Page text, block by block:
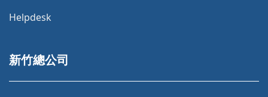
Helpdesk
新竹總公司